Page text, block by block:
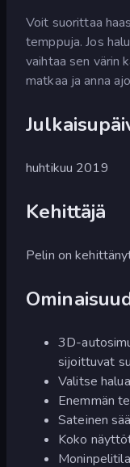
Voit suorittaa
temppuja. Jos
vaihtaa sen värin
matkaa ja anna
huhtikuu 2019
Kehittäjä
Pelin on
3D-
sijoittuvat
Valitse
Enemmän
Sateinen sää
Koko